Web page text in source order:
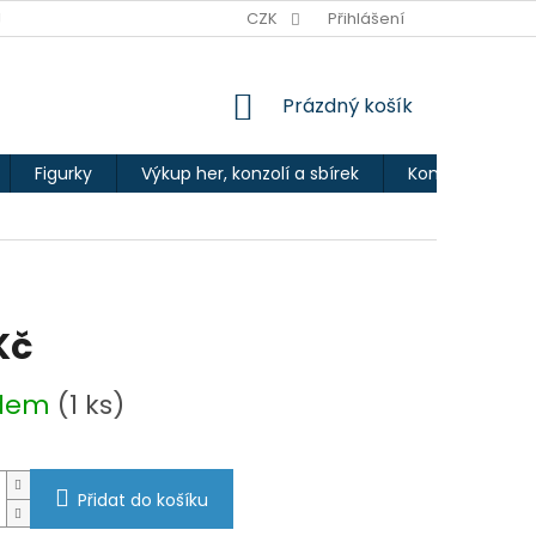
CZK Přihlášení
NÁKUPNÍ
Prázdný košík
Figurky Výkup her, konzolí a sbírek Kontakty
(1 ks)
Přidat do košíku